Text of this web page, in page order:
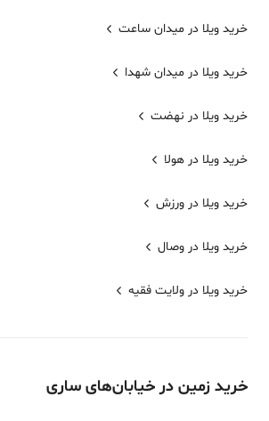
خرید ویلا در میدان ساعت
خرید ویلا در میدان شهدا
خرید ویلا در نهضت
خرید ویلا در هولا
خرید ویلا در ورزش
خرید ویلا در وصال
خرید ویلا در ولایت فقیه
خرید زمین در خیابان‌های ساری